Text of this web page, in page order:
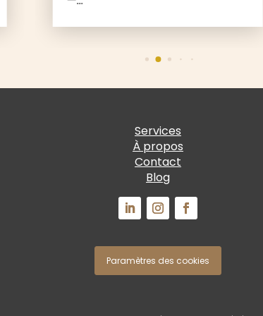
Services
À propos
Contact
Blog
Paramètres des cookies